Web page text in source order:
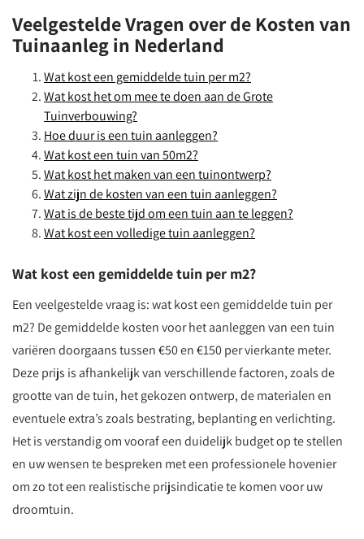
Veelgestelde Vragen over de Kosten van
Tuinaanleg in Nederland
Wat kost een gemiddelde tuin per m2?
Wat kost het om mee te doen aan de Grote
Tuinverbouwing?
Hoe duur is een tuin aanleggen?
Wat kost een tuin van 50m2?
Wat kost het maken van een tuinontwerp?
Wat zijn de kosten van een tuin aanleggen?
Wat is de beste tijd om een tuin aan te leggen?
Wat kost een volledige tuin aanleggen?
Wat kost een gemiddelde tuin per m2?
Een veelgestelde vraag is: wat kost een gemiddelde tuin per
m2? De gemiddelde kosten voor het aanleggen van een tuin
variëren doorgaans tussen €50 en €150 per vierkante meter.
Deze prijs is afhankelijk van verschillende factoren, zoals de
grootte van de tuin, het gekozen ontwerp, de materialen en
eventuele extra’s zoals bestrating, beplanting en verlichting.
Het is verstandig om vooraf een duidelijk budget op te stellen
en uw wensen te bespreken met een professionele hovenier
om zo tot een realistische prijsindicatie te komen voor uw
droomtuin.